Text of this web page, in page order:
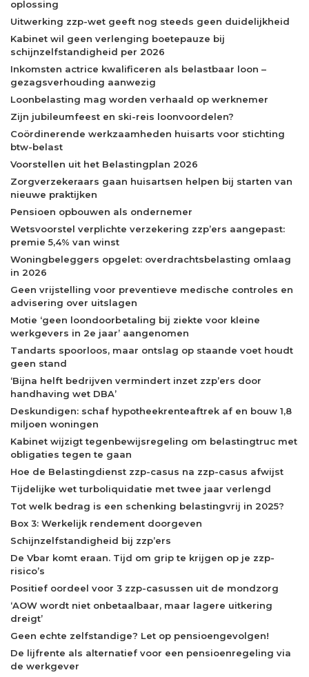
oplossing
Uitwerking zzp-wet geeft nog steeds geen duidelijkheid
Kabinet wil geen verlenging boetepauze bij
schijnzelfstandigheid per 2026
Inkomsten actrice kwalificeren als belastbaar loon –
gezagsverhouding aanwezig
Loonbelasting mag worden verhaald op werknemer
Zijn jubileumfeest en ski-reis loonvoordelen?
Coördinerende werkzaamheden huisarts voor stichting
btw-belast
Voorstellen uit het Belastingplan 2026
Zorgverzekeraars gaan huisartsen helpen bij starten van
nieuwe praktijken
Pensioen opbouwen als ondernemer
Wetsvoorstel verplichte verzekering zzp’ers aangepast:
premie 5,4% van winst
Woningbeleggers opgelet: overdrachtsbelasting omlaag
in 2026
Geen vrijstelling voor preventieve medische controles en
advisering over uitslagen
Motie ‘geen loondoorbetaling bij ziekte voor kleine
werkgevers in 2e jaar’ aangenomen
Tandarts spoorloos, maar ontslag op staande voet houdt
geen stand
‘Bijna helft bedrijven vermindert inzet zzp’ers door
handhaving wet DBA’
Deskundigen: schaf hypotheekrenteaftrek af en bouw 1,8
miljoen woningen
Kabinet wijzigt tegenbewijsregeling om belastingtruc met
obligaties tegen te gaan
Hoe de Belastingdienst zzp-casus na zzp-casus afwijst
Tijdelijke wet turboliquidatie met twee jaar verlengd
Tot welk bedrag is een schenking belastingvrij in 2025?
Box 3: Werkelijk rendement doorgeven
Schijnzelfstandigheid bij zzp’ers
De Vbar komt eraan. Tijd om grip te krijgen op je zzp-
risico’s
Positief oordeel voor 3 zzp-casussen uit de mondzorg
‘AOW wordt niet onbetaalbaar, maar lagere uitkering
dreigt’
Geen echte zelfstandige? Let op pensioengevolgen!
De lijfrente als alternatief voor een pensioenregeling via
de werkgever